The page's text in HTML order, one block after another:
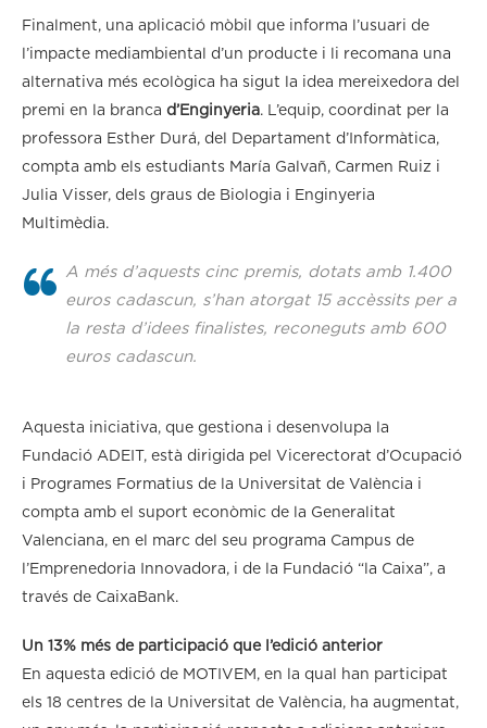
Finalment, una aplicació mòbil que informa l’usuari de
l’impacte mediambiental d’un producte i li recomana una
alternativa més ecològica ha sigut la idea mereixedora del
premi en la branca d’Enginyeria. L’equip, coordinat per la
professora Esther Durá, del Departament d’Informàtica,
compta amb els estudiants María Galvañ, Carmen Ruiz i
Julia Visser, dels graus de Biologia i Enginyeria
Multimèdia.
A més d’aquests cinc premis, dotats amb 1.400
euros cadascun, s’han atorgat 15 accèssits per a
la resta d’idees finalistes, reconeguts amb 600
euros cadascun.
Aquesta iniciativa, que gestiona i desenvolupa la
Fundació ADEIT, està dirigida pel Vicerectorat d’Ocupació
i Programes Formatius de la Universitat de València i
compta amb el suport econòmic de la Generalitat
Valenciana, en el marc del seu programa Campus de
l’Emprenedoria Innovadora, i de la Fundació “la Caixa”, a
través de CaixaBank.
Un 13% més de participació que l’edició anterior
En aquesta edició de MOTIVEM, en la qual han participat
els 18 centres de la Universitat de València, ha augmentat,